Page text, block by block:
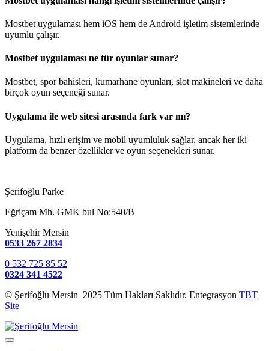
Mostbet uygulaması hem iOS hem de Android işletim sistemlerinde
uyumlu çalışır.
Mostbet uygulaması ne tür oyunlar sunar?
Mostbet, spor bahisleri, kumarhane oyunları, slot makineleri ve daha
birçok oyun seçeneği sunar.
Uygulama ile web sitesi arasında fark var mı?
Uygulama, hızlı erişim ve mobil uyumluluk sağlar, ancak her iki
platform da benzer özellikler ve oyun seçenekleri sunar.
Şerifoğlu Parke
Eğriçam Mh. GMK bul No:540/B
Yenişehir Mersin
0533 267 2834
0 532 725 85 52
0324 341 4522
© Şerifoğlu Mersin 2025 Tüm Hakları Saklıdır. Entegrasyon TBT
Site